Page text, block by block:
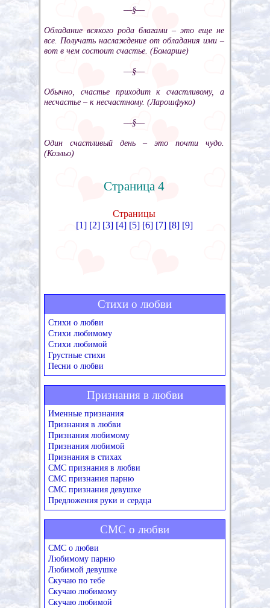
––§––
Обладание всякого рода благами – это еще не
все. Получать наслаждение от обладания ими –
вот в чем состоит счастье. (Бомарше)
––§––
Обычно, счастье приходит к счастливому, а
несчастье – к несчастному. (Ларошфуко)
––§––
Один счастливый день – это почти чудо.
(Коэльо)
Страница 4
Страницы
[1] [2] [3] [4] [5] [6] [7] [8] [9]
Стихи о любви
Стихи о любви
Стихи любимому
Стихи любимой
Грустные стихи
Песни о любви
Признания в любви
Именные признания
Признания в любви
Признания любимому
Признания любимой
Признания в стихах
СМС признания в любви
СМС признания парню
СМС признания девушке
Предложения руки и сердца
СМС о любви
СМС о любви
Любимому парню
Любимой девушке
Скучаю по тебе
Скучаю любимому
Скучаю любимой